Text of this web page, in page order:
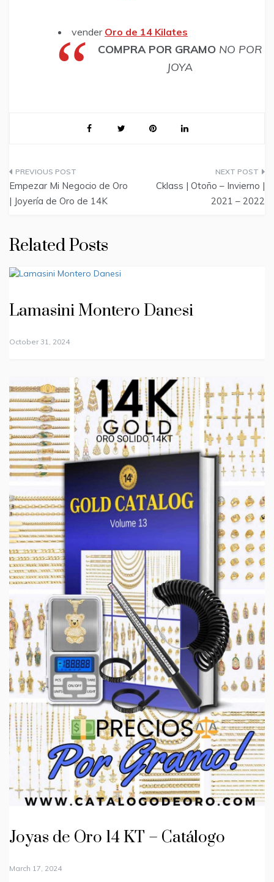
vender Oro de 14 Kilates
COMPRA POR GRAMO NO POR
JOYA
Post
navigation
Empezar Mi Negocio de Oro
| Joyería de Oro de 14K
Cklass | Otoño – Invierno |
2021 – 2022
Related Posts
Lamasini Montero Danesi
October 31, 2024
Joyas de Oro 14 KT – Catálogo
March 17, 2024